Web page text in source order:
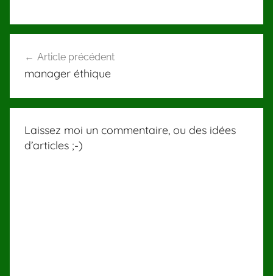
de
Article précédent
manager éthique
Laissez moi un commentaire, ou des idées
d’articles ;-)